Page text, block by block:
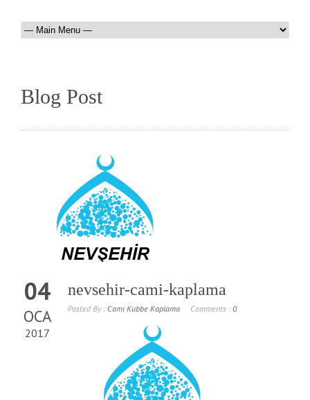
Blog Post
04
OCA
2017
nevsehir-cami-kaplama
Posted By : Cami Kubbe Kaplama Comments : 0